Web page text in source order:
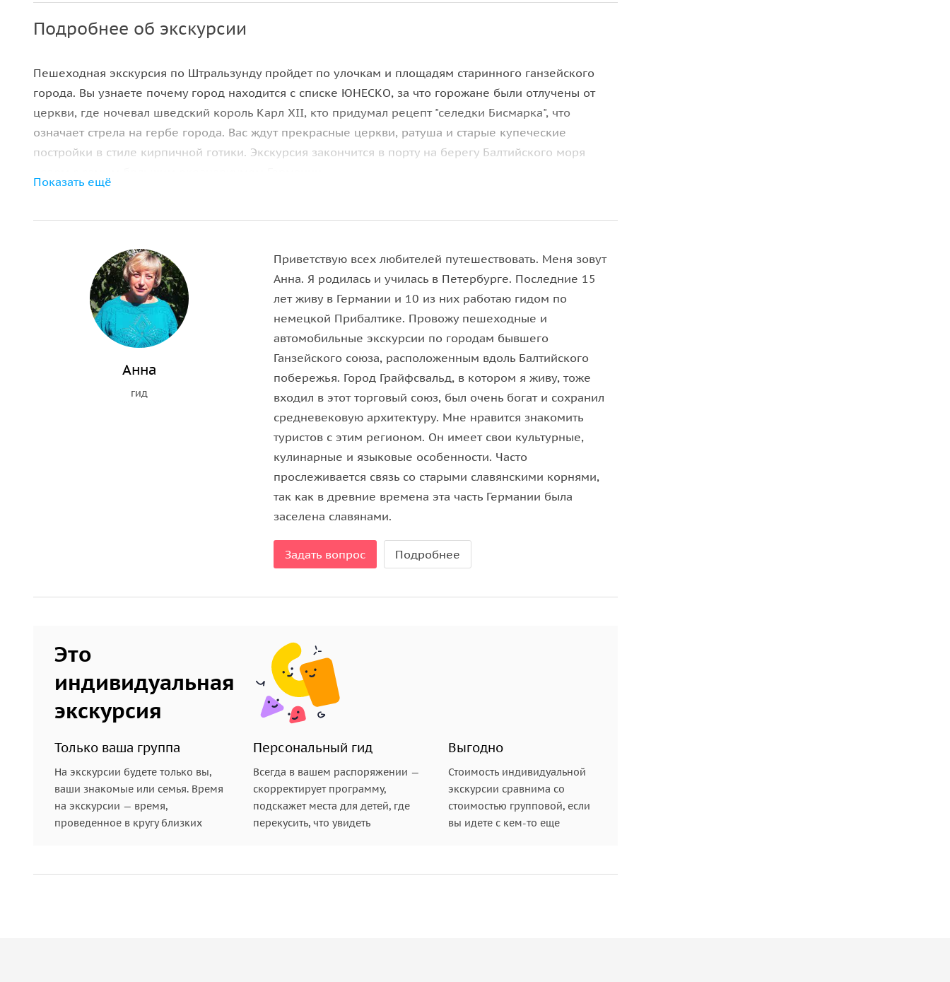
Подробнее об экскурсии
Пешеходная экскурсия по Штральзунду пройдет по улочкам и площадям старинного ганзейского
города. Вы узнаете почему город находится с списке ЮНЕСКО, за что горожане были отлучены от
церкви, где ночевал шведский король Карл XII, кто придумал рецепт "селедки Бисмарка", что
означает стрела на гербе города. Вас ждут прекрасные церкви, ратуша и старые купеческие
постройки в стиле кирпичной готики. Экскурсия закончится в порту на берегу Балтийского моря
Показать ещё
Анна
гид
Приветствую всех любителей путешествовать. Меня зовут
Анна. Я родилась и училась в Петербурге. Последние 15
лет живу в Германии и 10 из них работаю гидом по
немецкой Прибалтике. Провожу пешеходные и
автомобильные экскурсии по городам бывшего
Ганзейского союза, расположенным вдоль Балтийского
побережья. Город Грайфсвальд, в котором я живу, тоже
входил в этот торговый союз, был очень богат и сохранил
средневековую архитектуру. Мне нравится знакомить
туристов с этим регионом. Он имеет свои культурные,
кулинарные и языковые особенности. Часто
прослеживается связь со старыми славянскими корнями,
так как в древние времена эта часть Германии была
заселена славянами.
Задать вопрос Подробнее
Это
индивидуальная
экскурсия
Только ваша группа
На экскурсии будете только вы,
ваши знакомые или семья. Время
на экскурсии — время,
проведенное в кругу близких
Персональный гид
Всегда в вашем распоряжении —
скорректирует программу,
подскажет места для детей, где
перекусить, что увидеть
Выгодно
Стоимость индивидуальной
экскурсии сравнима со
стоимостью групповой, если
вы идете с кем-то еще